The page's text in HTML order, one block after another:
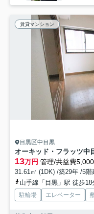
賃貸マンション
目黒区中目黒
オーキッド・フラッツ中
13万円 管理/共益費
31.61㎡ (1DK) /築29年 /5階
山手線「目黒」駅 徒歩18
駐輪場 エレベーター